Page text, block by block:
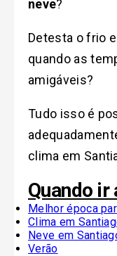
neve?
Detesta o frio
quando as
amigáveis?
Tudo isso é
clima em
Quando ir
Melhor época
Clima em
Neve em
Verão